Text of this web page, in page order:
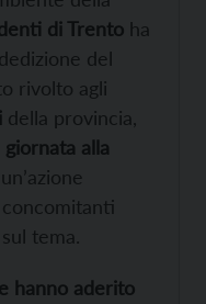
di Trento ha
del
rivolto agli
della provincia,
alla
tema.
hanno aderito